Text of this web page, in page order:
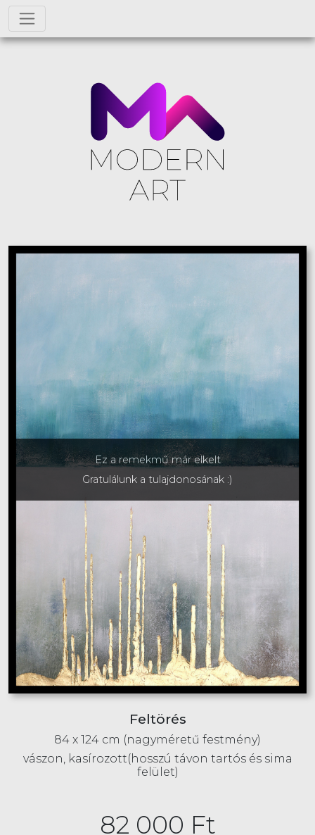
Ez a remekmű már elkelt
Gratulálunk a tulajdonosának :)
Feltörés
84 x 124 cm (nagyméretű festmény)
vászon, kasírozott(hosszú távon tartós és sima
felület)
82 000 Ft